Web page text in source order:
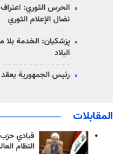
الحرس الثوري: اعتراف
نضال الإعلام الثوري
پزشکیان: الخدمة
البلاد
رئيس الجمهورية
المقابلات
قيادي
النظام